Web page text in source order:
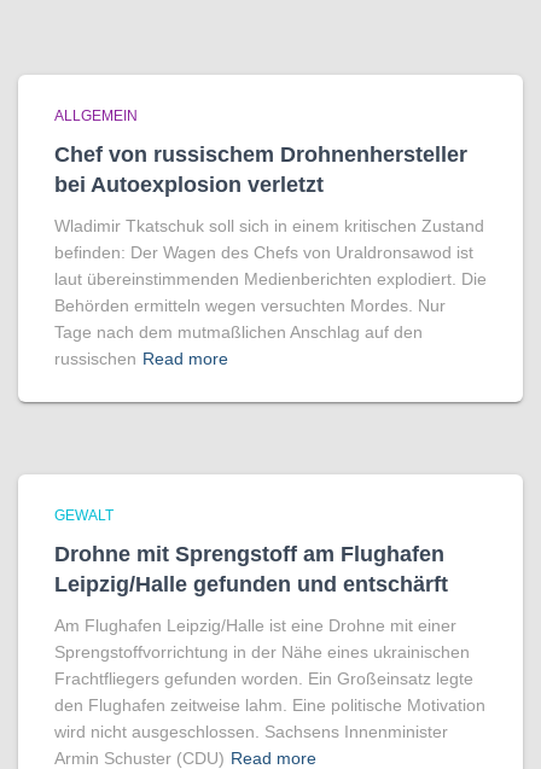
ALLGEMEIN
Chef von russischem Drohnenhersteller
bei Autoexplosion verletzt
Wladimir Tkatschuk soll sich in einem kritischen Zustand
befinden: Der Wagen des Chefs von Uraldronsawod ist
laut übereinstimmenden Medienberichten explodiert. Die
Behörden ermitteln wegen versuchten Mordes. Nur
Tage nach dem mutmaßlichen Anschlag auf den
russischen Read more
GEWALT
Drohne mit Sprengstoff am Flughafen
Leipzig/Halle gefunden und entschärft
Am Flughafen Leipzig/Halle ist eine Drohne mit einer
Sprengstoffvorrichtung in der Nähe eines ukrainischen
Frachtfliegers gefunden worden. Ein Großeinsatz legte
den Flughafen zeitweise lahm. Eine politische Motivation
wird nicht ausgeschlossen. Sachsens Innenminister
Armin Schuster (CDU) Read more